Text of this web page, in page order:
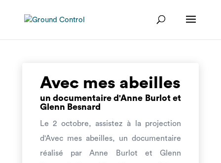
Avec mes abeilles
un documentaire d'Anne Burlot et
Glenn Besnard
Le 2 octobre, assistez à la projection
d'Avec mes abeilles, un documentaire
réalisé par Anne Burlot et Glenn